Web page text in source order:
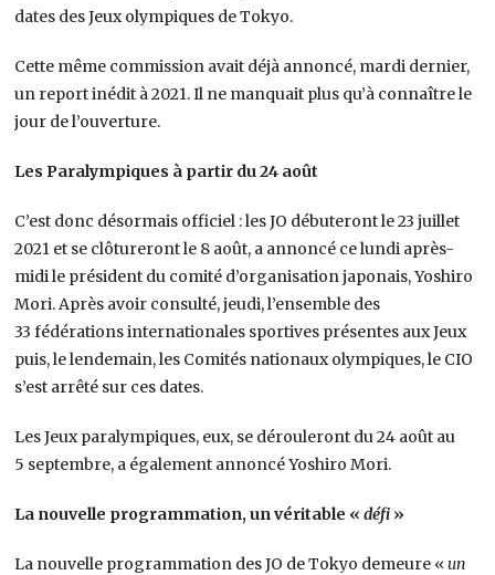
dates des Jeux olympiques de Tokyo.
Cette même commission avait déjà annoncé, mardi dernier,
un report inédit à 2021. Il ne manquait plus qu’à connaître le
jour de l’ouverture.
Les Paralympiques à partir du 24 août
C’est donc désormais officiel : les JO débuteront le 23 juillet
2021 et se clôtureront le 8 août, a annoncé ce lundi après-
midi le président du comité d’organisation japonais, Yoshiro
Mori. Après avoir consulté, jeudi, l’ensemble des
33 fédérations internationales sportives présentes aux Jeux
puis, le lendemain, les Comités nationaux olympiques, le CIO
s’est arrêté sur ces dates.
Les Jeux paralympiques, eux, se dérouleront du 24 août au
5 septembre, a également annoncé Yoshiro Mori.
La nouvelle programmation, un véritable «défi »
La nouvelle programmation des JO de Tokyo demeure «un